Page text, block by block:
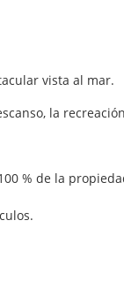
vista al mar.
la
% de la